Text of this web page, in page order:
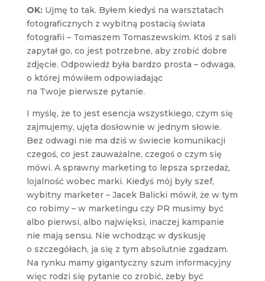
OK:Ujmę to tak. Byłem kiedyś na warsztatach
fotograficznych z wybitną postacią świata
fotografii – Tomaszem Tomaszewskim. Ktoś z sali
zapytał go, co jest potrzebne, aby zrobić dobre
zdjęcie. Odpowiedź była bardzo prosta – odwaga,
o której mówiłem odpowiadając
na Twoje pierwsze pytanie.
I myślę, że to jest esencja wszystkiego, czym się
zajmujemy, ujęta dosłownie w jednym słowie.
Bez odwagi nie ma dziś w świecie komunikacji
czegoś, co jest zauważalne, czegoś o czym się
mówi. A sprawny marketing to lepsza sprzedaż,
lojalność wobec marki. Kiedyś mój były szef,
wybitny marketer – Jacek Balicki mówił, że w tym
co robimy – w marketingu czy PR musimy być
albo pierwsi, albo najwięksi, inaczej kampanie
nie mają sensu. Nie wchodząc w dyskusję
o szczegółach, ja się z tym absolutnie zgadzam.
Na rynku mamy gigantyczny szum informacyjny
więc rodzi się pytanie co zrobić, żeby być